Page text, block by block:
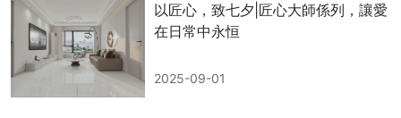
以匠心，致七夕|匠心大師係列，讓愛
在日常中永恒
2025-09-01